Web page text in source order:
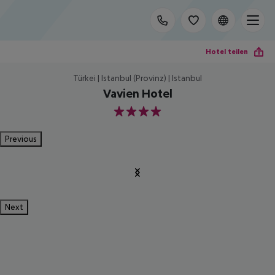
Hotel teilen
Türkei | Istanbul (Provinz) | Istanbul
Vavien Hotel
4
Previous
Next